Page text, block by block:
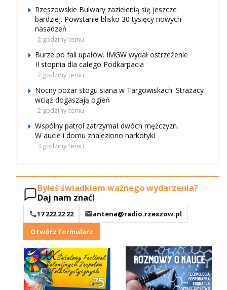
Rzeszowskie Bulwary zazielenią się jeszcze
bardziej. Powstanie blisko 30 tysięcy nowych
nasadzeń
2 godziny temu
Burze po fali upałów. IMGW wydał ostrzeżenie
II stopnia dla całego Podkarpacia
2 godziny temu
Nocny pożar stogu siana w Targowiskach. Strażacy
wciąż dogaszają ogień
2 godziny temu
Wspólny patrol zatrzymał dwóch mężczyzn.
W aucie i domu znaleziono narkotyki
3 godziny temu
Byłeś świadkiem ważnego wydarzenia?
Daj nam znać!
17 222 22 22
antena@radio.rzeszow.pl
Otwórz formularz